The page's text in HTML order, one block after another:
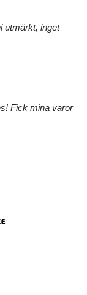
utmärkt, inget
Fick mina varor